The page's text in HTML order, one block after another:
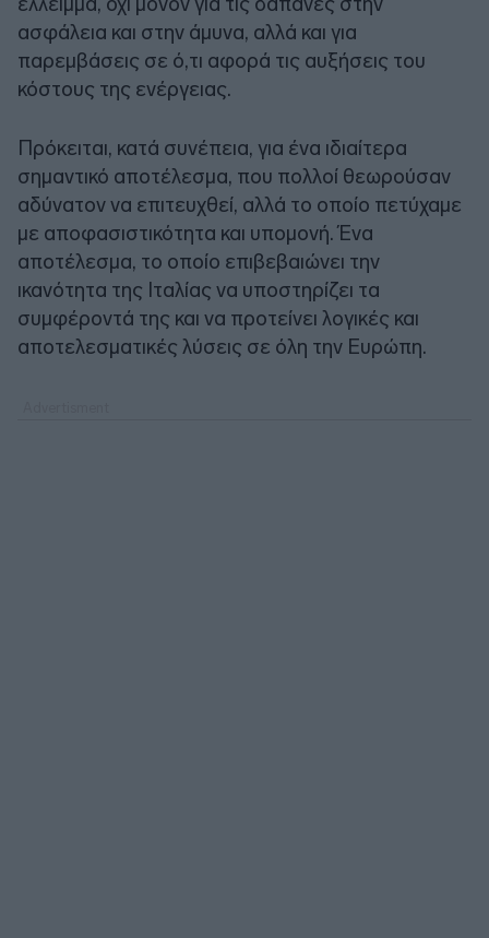
ασφάλεια και στην άμυνα, αλλά και για
παρεμβάσεις σε ό,τι αφορά τις αυξήσεις του
κόστους της ενέργειας.
Πρόκειται, κατά συνέπεια, για ένα ιδιαίτερα
σημαντικό αποτέλεσμα, που πολλοί θεωρούσαν
αδύνατον να επιτευχθεί, αλλά το οποίο πετύχαμε
με αποφασιστικότητα και υπομονή. Ένα
αποτέλεσμα, το οποίο επιβεβαιώνει την
ικανότητα της Ιταλίας να υποστηρίζει τα
συμφέροντά της και να προτείνει λογικές και
αποτελεσματικές λύσεις σε όλη την Ευρώπη.